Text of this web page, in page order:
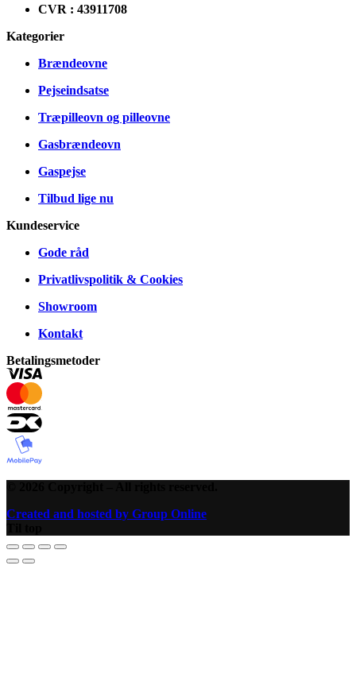
CVR : 43911708
Kategorier
Brændeovne
Pejseindsatse
Træpilleovn og pilleovne
Gasbrændeovn
Gaspejse
Tilbud lige nu
Kundeservice
Gode råd
Privatlivspolitik & Cookies
Showroom
Kontakt
Betalingsmetoder
Created and hosted by Group Online